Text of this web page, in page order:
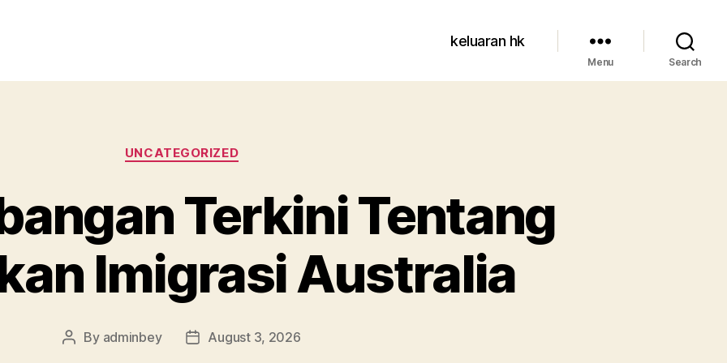
keluaran hk
Menu Search
Categories
UNCATEGORIZED
Terkini Tentang
Imigrasi Australia
Post
By adminbey
PostAugust 3, 2026